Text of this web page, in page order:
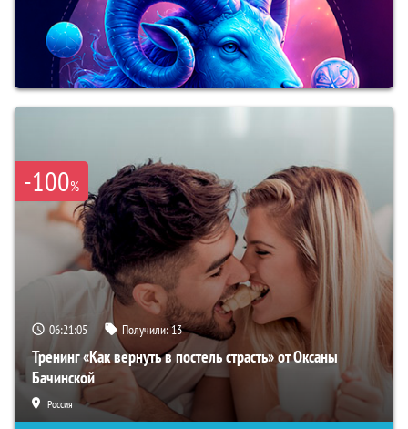
-100%
06:21:04 Получили:13
Тренинг «Как вернуть в постель страсть» от Оксаны
Бачинской
Россия